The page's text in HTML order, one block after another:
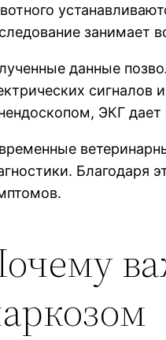
занимает
данные
сигналов
ЭКГ дает
Благодаря